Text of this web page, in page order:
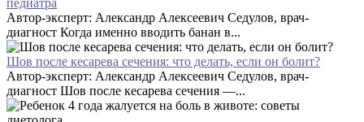
педиатра
Автор-эксперт: Александр Алексеевич Седулов, врач-
диагност Когда именно вводить банан в...
Шов после кесарева сечения: что делать, если он болит?
Автор-эксперт: Александр Алексеевич Седулов, врач-
диагност Шов после кесарева сечения —...